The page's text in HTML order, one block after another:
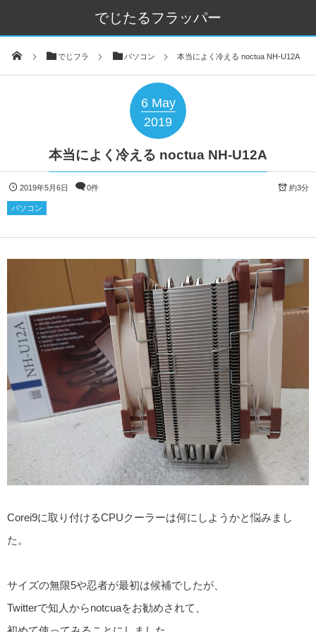
でじたるフラッパー
でじフラ パソコン 本当によく冷える noctua NH-U12A
6 May
2019
本当によく冷える noctua NH-U12A
2019年5月6日 0件 約3分
パソコン
Corei9に取り付けるCPUクーラーは何にしようかと悩みまし
た。
サイズの無限5や忍者が最初は候補でしたが、
Twitterで知人からnotcuaをお勧めされて、